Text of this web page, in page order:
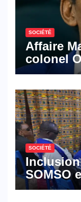
SOCIÉTÉ
Affaire
colonel
croisé
SOCIÉTÉ
SOMSO
militent